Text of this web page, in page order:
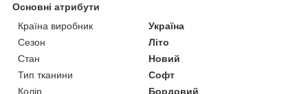
Основні атрибути
Країна виробник
Україна
Сезон
Літо
Стан
Новий
Тип тканини
Софт
Колір
Бордовий